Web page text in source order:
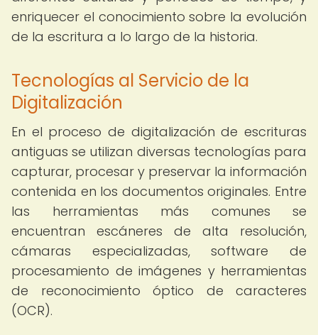
enriquecer el conocimiento sobre la evolución
de la escritura a lo largo de la historia.
Tecnologías al Servicio de la
Digitalización
En el proceso de digitalización de escrituras
antiguas se utilizan diversas tecnologías para
capturar, procesar y preservar la información
contenida en los documentos originales. Entre
las herramientas más comunes se
encuentran escáneres de alta resolución,
cámaras especializadas, software de
procesamiento de imágenes y herramientas
de reconocimiento óptico de caracteres
(OCR).